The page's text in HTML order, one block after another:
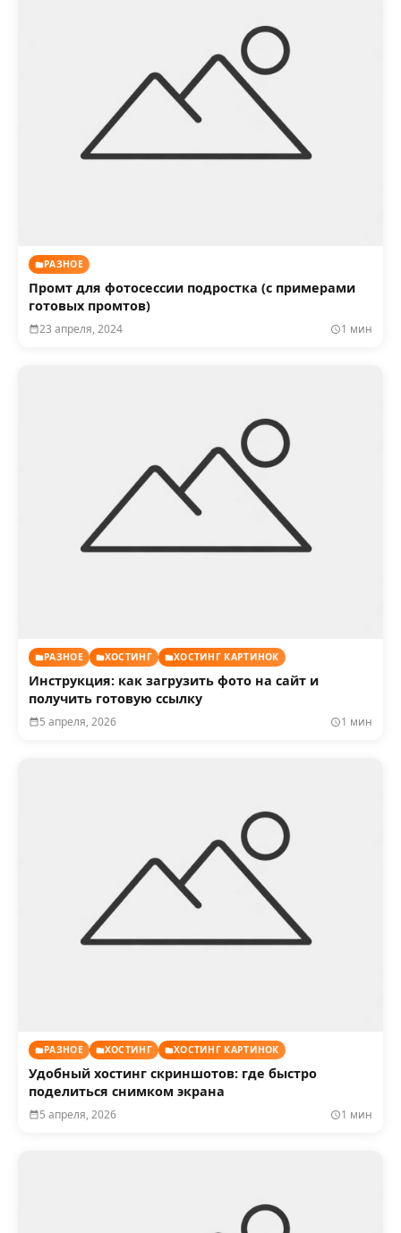
РАЗНОЕ
Промт для фотосессии подростка (с примерами
готовых промтов)
23 апреля, 2024 1 мин
РАЗНОЕ ХОСТИНГ ХОСТИНГ КАРТИНОК
Инструкция: как загрузить фото на сайт и
получить готовую ссылку
5 апреля, 2026 1 мин
РАЗНОЕ ХОСТИНГ ХОСТИНГ КАРТИНОК
Удобный хостинг скриншотов: где быстро
поделиться снимком экрана
5 апреля, 2026 1 мин